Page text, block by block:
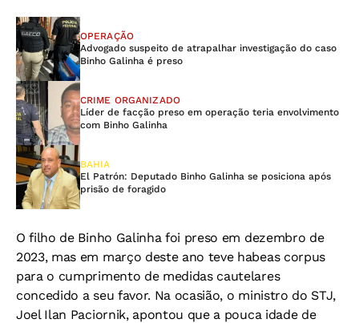
OPERAÇÃO
Advogado suspeito de atrapalhar investigação do caso
Binho Galinha é preso
CRIME ORGANIZADO
Líder de facção preso em operação teria envolvimento
com Binho Galinha
BAHIA
El Patrón: Deputado Binho Galinha se posiciona após
prisão de foragido
O filho de Binho Galinha foi preso em dezembro de
2023, mas em março deste ano teve habeas corpus
para o cumprimento de medidas cautelares
concedido a seu favor. Na ocasião, o ministro do STJ,
Joel Ilan Paciornik, apontou que a pouca idade de